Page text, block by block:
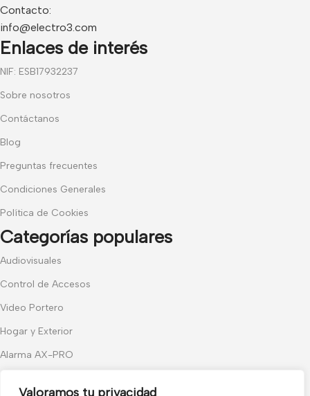
Valoramos tu privacidad
Contacto:
info@electro3.com
Enlaces de interés
NIF: ESB17932237
Sobre nosotros
Contáctanos
Blog
Preguntas frecuentes
Condiciones Generales
Política de Cookies
Categorías populares
Audiovisuales
Control de Accesos
Video Portero
Hogar y Exterior
Alarma AX-PRO